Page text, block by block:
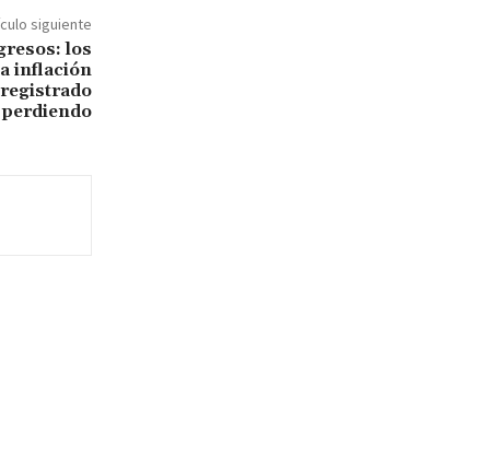
siguiente
los
inflación